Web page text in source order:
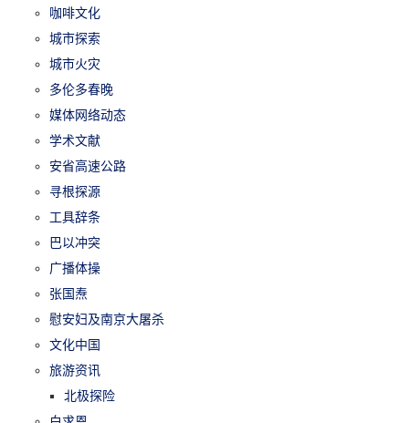
咖啡文化
城市探索
城市火灾
多伦多春晚
媒体网络动态
学术文献
安省高速公路
寻根探源
工具辞条
巴以冲突
广播体操
张国焘
慰安妇及南京大屠杀
文化中国
旅游资讯
北极探险